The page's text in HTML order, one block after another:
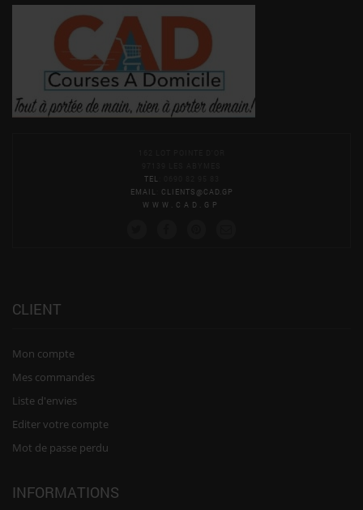
TEL
EMAIL
CLIENTS@CAD.GP
WWW.CAD.GP
CLIENT
Mon compte
Mes commandes
Liste d'envies
Editer votre compte
Mot de passe perdu
INFORMATIONS